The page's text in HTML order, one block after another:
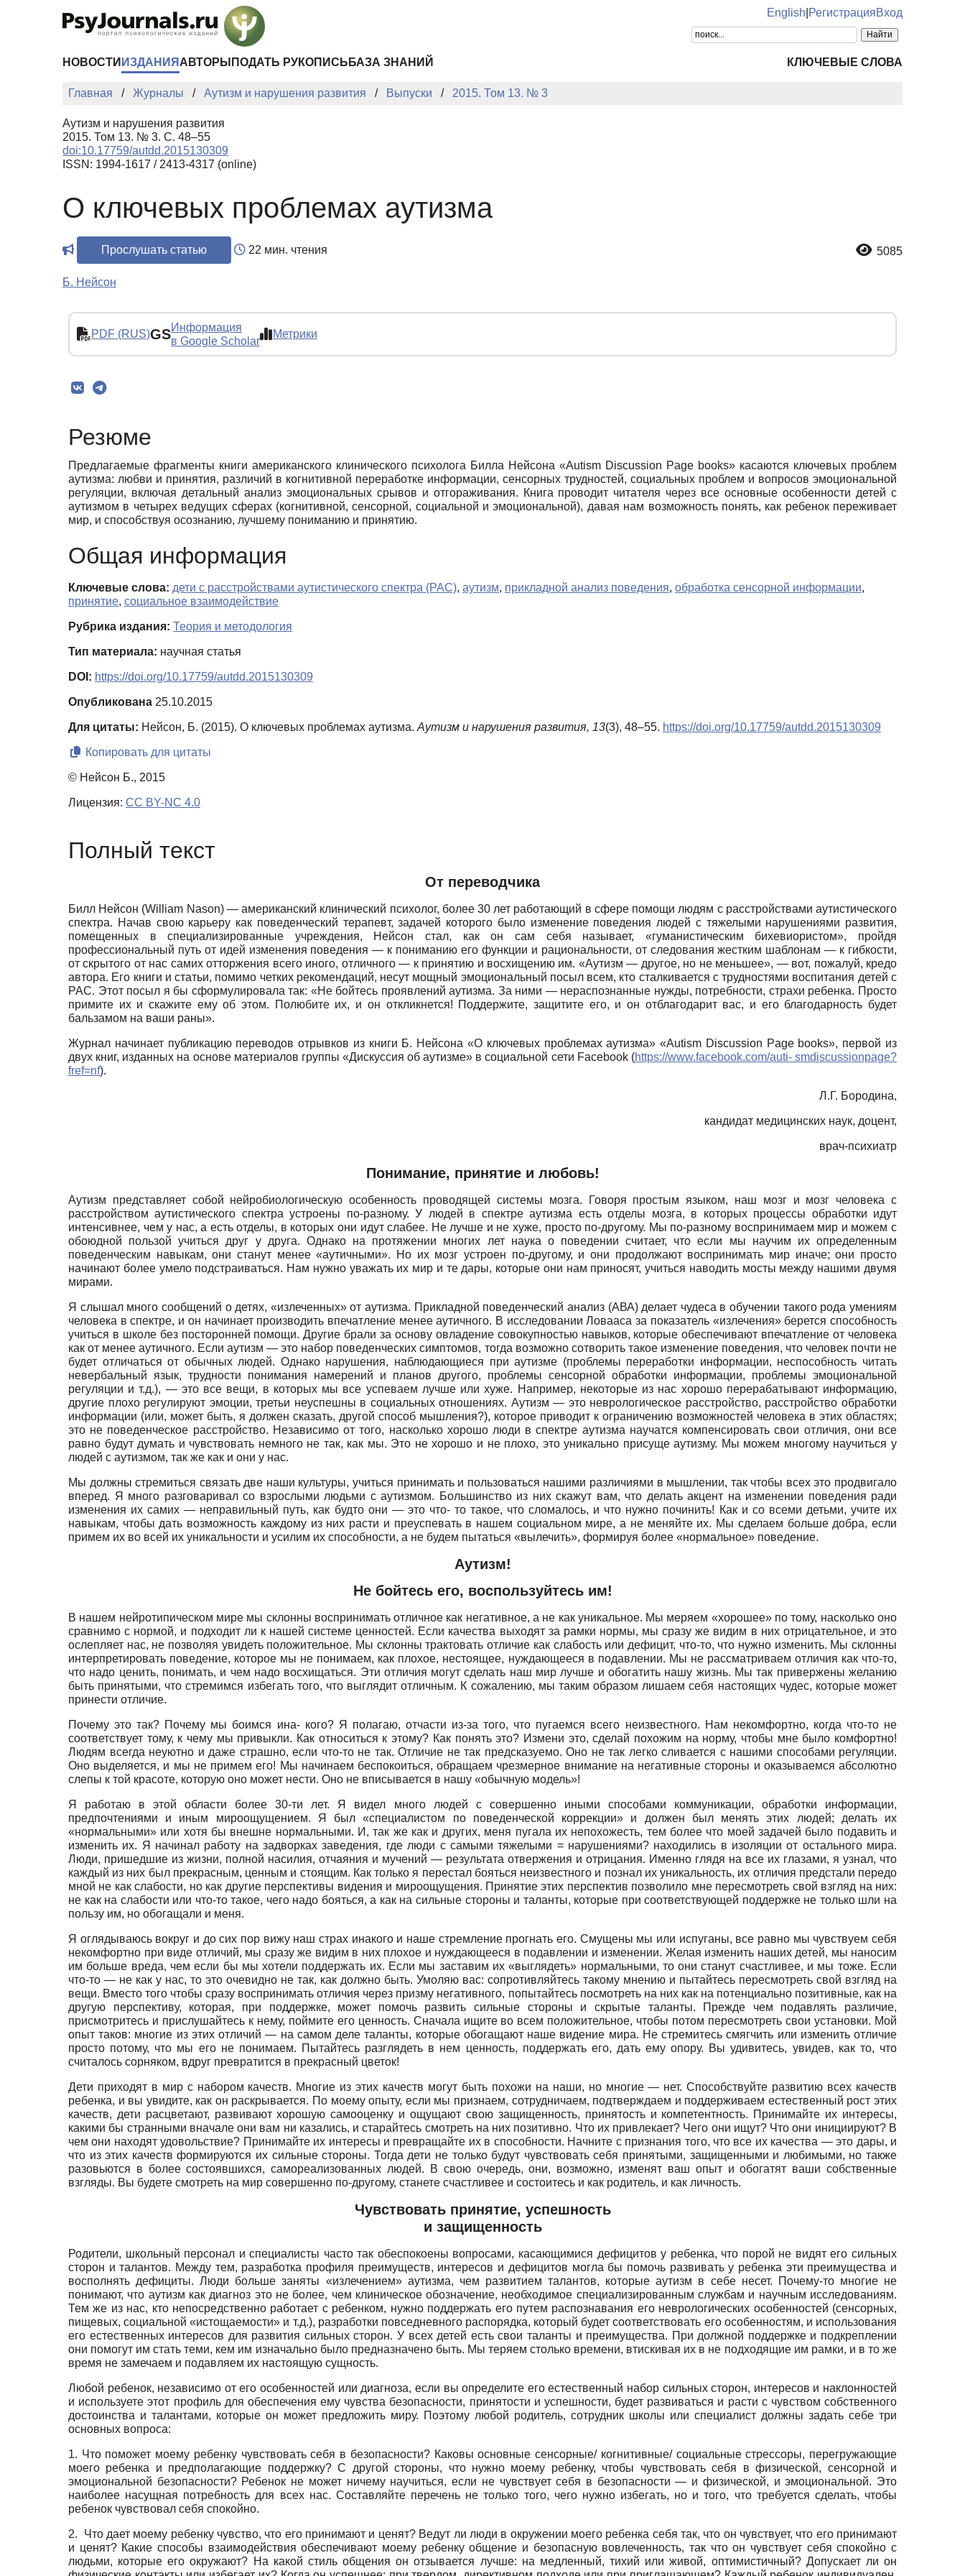
English РегистрацияВход
НОВОСТИ ИЗДАНИЯ АВТОРЫ ПОДАТЬ РУКОПИСЬ БАЗА ЗНАНИЙ КЛЮЧЕВЫЕ СЛОВА
Главная Журналы Аутизм и нарушения развития Выпуски 2015. Том 13. № 3
Аутизм и нарушения развития
2015. Том 13. № 3. С. 48–55
doi:10.17759/autdd.2015130309
ISSN: 1994-1617 / 2413-4317 (online)
О ключевых проблемах аутизма
Прослушать статью 22 мин. чтения 5085
Б. Нейсон
PDF (RUS)GSИнформация
в Google Scholar
Метрики
Резюме
Предлагаемые фрагменты книги американского клинического психолога Билла Нейсона «Autism Discussion Page books» касаются ключевых проблем
аутизма: любви и принятия, различий в когнитивной переработке информации, сенсорных трудностей, социальных проблем и вопросов эмоциональной
регуляции, включая детальный анализ эмоциональных срывов и отгораживания. Книга проводит читателя через все основные особенности детей с
аутизмом в четырех ведущих сферах (когнитивной, сенсорной, социальной и эмоциональной), давая нам возможность понять, как ребенок переживает
мир, и способствуя осознанию, лучшему пониманию и принятию.
Общая информация
Ключевые слова: дети с расстройствами аутистического спектра (РАС), аутизм, прикладной анализ поведения, обработка сенсорной информации,
принятие, социальное взаимодействие
Рубрика издания: Теория и методология
Тип материала: научная статья
DOI: https://doi.org/10.17759/autdd.2015130309
Опубликована 25.10.2015
Для цитаты: Нейсон, Б. (2015). О ключевых проблемах аутизма. Аутизм и нарушения развития, 13(3), 48–55. https://doi.org/10.17759/autdd.2015130309
Копировать для цитаты
© Нейсон Б., 2015
Лицензия: CC BY-NC 4.0
Полный текст
От переводчика
Билл Нейсон (William Nason) — американский клинический психолог, более 30 лет работающий в сфере помощи людям с расстройствами аутистического
спектра. Начав свою карьеру как поведенческий терапевт, задачей которого было изменение поведения людей с тяжелыми нарушениями развития,
помещенных в специализированные учреждения, Нейсон стал, как он сам себя называет, «гуманистическим би­хевиористом», пройдя
профессиональный путь от идей изменения поведения — к пониманию его функции и рациональности, от следования жестким шаблонам — к гибкости,
от скрытого от нас самих отторжения всего иного, отличного — к принятию и восхищению им. «Аутизм — другое, но не меньшее», — вот, пожалуй, кредо
автора. Его книги и статьи, помимо четких рекомендаций, несут мощный эмоциональный посыл всем, кто сталкивается с трудностями воспитания детей с
РАС. Этот посыл я бы сформулировала так: «Не бойтесь проявлений аутизма. За ними — нераспознан­ные нужды, потребности, страхи ребенка. Просто
примите их и скажите ему об этом. Полюбите их, и он откликнется! Поддержите, защитите его, и он отблагодарит вас, и его благодарность будет
бальзамом на ваши раны».
Журнал начинает публикацию переводов отрывков из книги Б. Нейсона «О ключевых проблемах аутизма»«Autism Discussion Page books», первой из
двух книг, изданных на основе материалов группы «Дискуссия об аутизме» в социальной сети Facebook (https://www.facebook.com/auti- smdiscussionpage?
fref=nf).
Л.Г. Бородина,
кандидат медицинских наук, доцент,
врач-психиатр
Понимание, принятие и любовь!
Аутизм представляет собой нейробиологическую особенность проводящей системы мозга. Говоря простым языком, наш мозг и мозг человека с
расстройством аути­стического спектра устроены по-разному. У людей в спектре аутизма есть отделы мозга, в которых процессы обработки идут
интенсивнее, чем у нас, а есть отделы, в которых они идут слабее. Не лучше и не хуже, просто по-другому. Мы по-разному воспринимаем мир и можем с
обоюдной пользой учиться друг у друга. Однако на протяжении многих лет наука о поведении считает, что если мы научим их определенным
поведенческим навыкам, они станут менее «аутичными». Но их мозг устроен по-другому, и они продолжают воспринимать мир иначе; они просто
начинают более умело подстраиваться. Нам нужно уважать их мир и те дары, которые они нам приносят, учиться наводить мосты между нашими двумя
мирами.
Я слышал много сообщений о детях, «излеченных» от аутизма. Прикладной поведенческий анализ (АВА) делает чудеса в обучении такого рода умениям
человека в спектре, и он начинает производить впечатление менее аутичного. В исследовании Ловааса за показатель «излечения» берется способность
учиться в школе без посторонней помощи. Другие брали за основу овладение совокупностью навыков, которые обеспечивают впечатление от человека
как от менее аутичного. Если аутизм — это набор поведенческих симптомов, тогда возможно сотворить такое изменение поведения, что человек почти не
будет отличаться от обычных людей. Однако нарушения, наблюдающиеся при аутизме (проблемы переработки информации, неспособность читать
невербальный язык, трудности понимания намерений и планов другого, проблемы сенсорной обработки информации, проблемы эмоциональной
регуляции и т.д.), — это все вещи, в которых мы все успеваем лучше или хуже. Например, некоторые из нас хорошо перерабатывают информацию,
другие плохо регулируют эмоции, третьи неуспешны в социальных отношениях. Аутизм — это неврологическое расстройство, расстройство обработки
информации (или, может быть, я должен сказать, другой способ мышления?), которое приводит к ограничению возможностей человека в этих областях;
это не поведенческое расстройство. Независимо от того, насколько хорошо люди в спектре аутизма научатся компенсировать свои отличия, они все
равно будут думать и чувствовать немного не так, как мы. Это не хорошо и не плохо, это уникально присуще аутизму. Мы можем многому научиться у
людей с аутизмом, так же как и они у нас.
Мы должны стремиться связать две наши культуры, учиться принимать и пользоваться нашими различиями в мышлении, так чтобы всех это продвигало
вперед. Я много разговаривал со взрослыми людьми с аутизмом. Большинство из них скажут вам, что делать акцент на изменении поведения ради
изменения их самих — неправильный путь, как будто они — это что- то такое, что сломалось, и что нужно починить! Как и со всеми детьми, учите их
навыкам, чтобы дать возможность каждому из них расти и преуспевать в нашем социальном мире, а не меняйте их. Мы сделаем больше добра, если
примем их во всей их уникальности и усилим их способности, а не будем пытаться «вылечить», формируя более «нормальное» поведение.
Аутизм!
Не бойтесь его, воспользуйтесь им!
В нашем нейротипическом мире мы склонны воспринимать отличное как негативное, а не как уникальное. Мы меряем «хорошее» по тому, насколько оно
сравнимо с нормой, и подходит ли к нашей системе ценностей. Если качества выходят за рамки нормы, мы сразу же видим в них отрицательное, и это
ослепляет нас, не позволяя увидеть положительное. Мы склонны трактовать отличие как слабость или дефицит, что-то, что нужно изменить. Мы склонны
интерпретировать поведение, которое мы не понимаем, как плохое, нестоящее, нуждающееся в подавлении. Мы не рассматриваем отличия как что-то,
что надо ценить, понимать, и чем надо восхищаться. Эти отличия могут сделать наш мир лучше и обогатить нашу жизнь. Мы так привержены желанию
быть принятыми, что стремимся избегать того, что выглядит отличным. К сожалению, мы таким образом лишаем себя настоящих чудес, которые может
принести отличие.
Почему это так? Почему мы боимся ина- кого? Я полагаю, отчасти из-за того, что пугаемся всего неизвестного. Нам неком­фортно, когда что-то не
соответствует тому, к чему мы привыкли. Как относиться к этому? Как понять это? Измени это, сделай похожим на норму, чтобы мне было комфортно!
Людям всегда неуютно и даже страшно, если что-то не так. Отличие не так предсказуемо. Оно не так легко сливается с нашими способами регуляции.
Оно выделяется, и мы не примем его! Мы начинаем беспокоиться, обращаем чрезмерное внимание на негативные стороны и оказываемся абсолютно
слепы к той красоте, которую оно может нести. Оно не вписывается в нашу «обычную модель»!
Я работаю в этой области более 30-ти лет. Я видел много людей с совершенно иными способами коммуникации, обработки информации,
предпочтениями и иным мироощущением. Я был «специалистом по поведенческой коррекции» и должен был менять этих людей; делать их
«нормальными» или хотя бы внешне нормальными. И, так же как и других, меня пугала их непохожесть, тем более что моей задачей было подавить и
изменить их. Я начинал работу на задворках заведения, где люди с самыми тяжелыми = нарушениями? находились в изоляции от остального мира.
Люди, пришедшие из жизни, полной насилия, отчаяния и мучений — результата отвержения и отрицания. Именно глядя на все их глазами, я узнал, что
каждый из них был прекрасным, ценным и стоящим. Как только я перестал бояться неизвестного и познал их уникальность, их отличия предстали передо
мной не как слабости, но как другие перспективы видения и мироощущения. Принятие этих перспектив позволило мне пересмотреть свой взгляд на них:
не как на слабости или что-то такое, чего надо бояться, а как на сильные стороны и таланты, которые при соответствующей поддержке не только шли на
пользу им, но обогащали и меня.
Я оглядываюсь вокруг и до сих пор вижу наш страх инакого и наше стремление прогнать его. Смущены мы или испуганы, все равно мы чувствуем себя
некомфортно при виде отличий, мы сразу же видим в них плохое и нуждающееся в подавлении и изменении. Желая изменить наших детей, мы наносим
им больше вреда, чем если бы мы хотели поддержать их. Если мы заставим их «выглядеть» нормальными, то они станут счастливее, и мы тоже. Если
что-то — не как у нас, то это очевидно не так, как должно быть. Умоляю вас: сопротивляйтесь такому мнению и пытайтесь пересмотреть свой взгляд на
вещи. Вместо того чтобы сразу воспринимать отличия через призму негативного, попытайтесь посмотреть на них как на потенциально позитивные, как на
другую перспективу, которая, при поддержке, может помочь развить сильные стороны и скрытые таланты. Прежде чем подавлять различие,
присмотритесь и прислушайтесь к нему, поймите его ценность. Сначала ищите во всем положительное, чтобы потом пересмотреть свои установки. Мой
опыт таков: многие из этих отличий — на самом деле таланты, которые обогащают наше видение мира. Не стремитесь смягчить или изменить отличие
просто потому, что мы его не понимаем. Пытайтесь разглядеть в нем ценность, поддержать его, дать ему опору. Вы удивитесь, увидев, как то, что
считалось сорняком, вдруг превратится в прекрасный цветок!
Дети приходят в мир с набором качеств. Многие из этих качеств могут быть похожи на наши, но многие — нет. Способствуйте развитию всех качеств
ребенка, и вы увидите, как он раскрывается. По моему опыту, если мы признаем, сотрудничаем, подтверждаем и поддерживаем естественный рост этих
качеств, дети расцветают, развивают хорошую самооценку и ощущают свою защищенность, принятость и компетентность. Принимайте их интересы,
какими бы странными вначале они вам ни казались, и старайтесь смотреть на них позитивно. Что их привлекает? Чего они ищут? Что они инициируют? В
чем они находят удовольствие? Принимайте их интересы и превращайте их в способности. Начните с признания того, что все их качества — это дары, и
что из этих качеств формируются их сильные стороны. Тогда дети не только будут чувствовать себя принятыми, защищенными и любимыми, но также
разовьются в более состоявшихся, самореализованных людей. В свою очередь, они, возможно, изменят ваш опыт и обогатят ваши собственные
взгляды. Вы будете смотреть на мир совершенно по-другому, станете счастливее и состоитесь и как родитель, и как личность.
Чувствовать принятие, успешность
и защищенность
Родители, школьный персонал и специалисты часто так обеспокоены вопросами, касающимися дефицитов у ребенка, что порой не видят его сильных
сторон и талантов. Между тем, разработка профиля преимуществ, интересов и дефицитов могла бы помочь развивать у ребенка эти преимущества и
восполнять дефициты. Люди больше заняты «излечением» аутизма, чем развитием талантов, которые аутизм в себе несет. Почему-то многие не
понимают, что аутизм как диагноз это не более, чем клиническое обозначение, необходимое специализированным службам и научным исследованиям.
Тем же из нас, кто непосредственно работает с ребенком, нужно поддержать его путем распознавания его неврологических особенностей (сенсорных,
пищевых, социальной «истощаемости» и т.д.), разработки повседневного распорядка, который будет соответствовать его особенностям, и использования
его естественных интересов для развития сильных сторон. У всех детей есть свои таланты и преимущества. При должной поддержке и подкреплении
они помогут им стать теми, кем им изначально было предназначено быть. Мы теряем столько времени, втискивая их в не подходящие им рамки, и в то же
время не замечаем и подавляем их настоящую сущность.
Любой ребенок, независимо от его особенностей или диагноза, если вы определите его естественный набор сильных сторон, интересов и наклонностей
и используете этот профиль для обеспечения ему чувства безопасности, принятости и успешности, будет развиваться и расти с чувством собственного
достоинства и талантами, которые он может предложить миру. Поэтому любой родитель, сотрудник школы или специалист должны задать себе три
основных вопроса:
1. Что поможет моему ребенку чувствовать себя в безопасности? Каковы основные сенсорные/ когнитивные/ социальные стрессоры, перегружающие
моего ребенка и предполагающие поддержку? С другой стороны, что нужно моему ребенку, чтобы чувствовать себя в физической, сенсорной и
эмоциональной безопасности? Ребенок не может ничему научиться, если не чувствует себя в безопасности — и физической, и эмоциональной. Это
наиболее насущная потребность для всех нас. Составляйте перечень не только того, чего нужно избегать, но и того, что требуется сделать, чтобы
ребенок чувствовал себя спокойно.
2. Что дает моему ребенку чувство, что его принимают и ценят? Ведут ли люди в окружении моего ребенка себя так, что он чувствует, что его принимают
и ценят? Какие способы взаимодействия обеспечивают моему ребенку общение и безопасную вовлеченность, так что он чувствует себя спокойно с
людьми, которые его окружают? На какой стиль общения он отзывается лучше: на медленный, тихий или живой, оптимистичный? Допускает ли он